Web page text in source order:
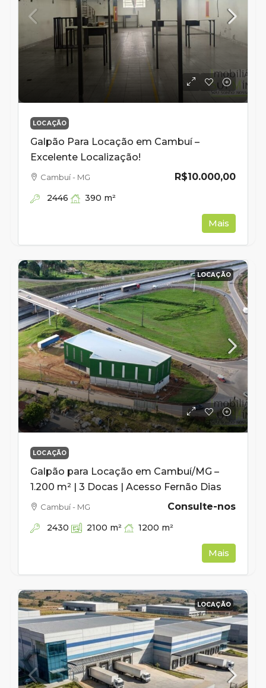
LOCAÇÃO
Galpão Para Locação em Cambuí –
Excelente Localização!
R$10.000,00
Cambuí - MG
2446 390 m²
Mais
LOCAÇÃO
LOCAÇÃO
Galpão para Locação em Cambuí/MG –
1.200 m² | 3 Docas | Acesso Fernão Dias
Consulte-nos
Cambuí - MG
2430 2100 m² 1200 m²
Mais
LOCAÇÃO